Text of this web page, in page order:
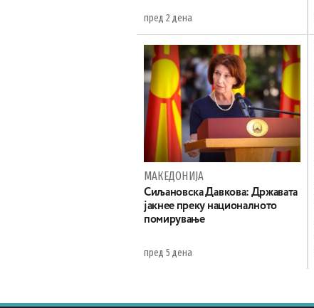
пред 2 дена
МАКЕДОНИЈА
Сиљановска Давкова: Државата
јакнее преку националното
помирување
пред 5 дена